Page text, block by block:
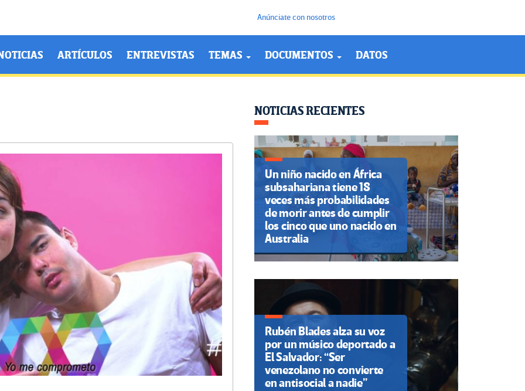
Anúnciate con nosotros
ARTÍCULOS ENTREVISTAS TEMAS DOCUMENTOS DATOS
NOTICIAS RECIENTES
Un niño nacido en África
subsahariana tiene 18
veces más probabilidades
de morir antes de cumplir
los cinco que uno nacido en
Australia
Rubén Blades alza su voz
por un músico deportado a
El Salvador: “Ser
venezolano no convierte
en antisocial a nadie”